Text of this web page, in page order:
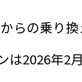
らの乗り
は2026年2